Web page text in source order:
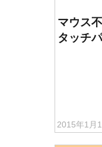
マウス
タッチ
2015年1月